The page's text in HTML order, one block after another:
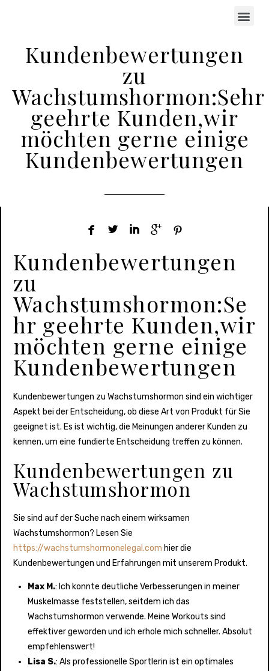
Kundenbewertungen
zu
Wachstumshormon:Sehr
geehrte Kunden,wir
möchten gerne einige
Kundenbewertungen
    
Kundenbewertungen
zu
Wachstumshormon:Se
hr geehrte Kunden,wir
möchten gerne einige
Kundenbewertungen
Kundenbewertungen zu Wachstumshormon sind ein wichtiger
Aspekt bei der Entscheidung, ob diese Art von Produkt für Sie
geeignet ist. Es ist wichtig, die Meinungen anderer Kunden zu
kennen, um eine fundierte Entscheidung treffen zu können.
Kundenbewertungen zu
Wachstumshormon
Sie sind auf der Suche nach einem wirksamen
Wachstumshormon? Lesen Sie
https://wachstumshormonelegal.com hier die
Kundenbewertungen und Erfahrungen mit unserem Produkt.
Max M.: Ich konnte deutliche Verbesserungen in meiner
Muskelmasse feststellen, seitdem ich das
Wachstumshormon verwende. Meine Workouts sind
effektiver geworden und ich erhole mich schneller. Absolut
empfehlenswert!
Lisa S.: Als professionelle Sportlerin ist ein optimales